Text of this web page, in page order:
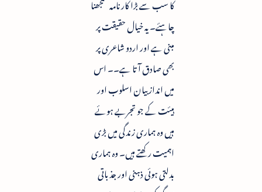
چاہئے۔ یہ خیال حقیقت پر
مبنی ہے اور اردو شاعری پر
بھی صادق آتا ہے۔۔ اس
میں انداز بیان اسلوب اور
ہیئت کے جو تجربے ہوئے
ہیں وہ ہماری زندگی میں بڑی
اہمیت رکھتے ہیں۔ وہ ہماری
بدلتی ہوئی ذہنی اور جذباتی